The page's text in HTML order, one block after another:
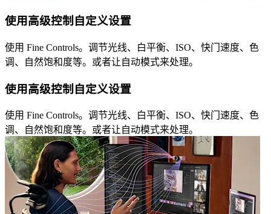
使用高级控制自定义设置
使用 Fine Controls。调节光线、白平衡、ISO、快门速度、色
调、自然饱和度等。或者让自动模式来处理。
使用高级控制自定义设置
使用 Fine Controls。调节光线、白平衡、ISO、快门速度、色
调、自然饱和度等。或者让自动模式来处理。